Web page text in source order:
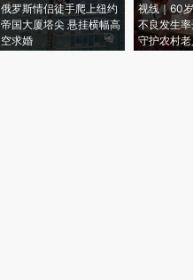
俄罗斯情侣徒手爬上纽约
帝国大厦塔尖 悬挂横幅高
空求婚
视线｜60
不良发生
守护农村老